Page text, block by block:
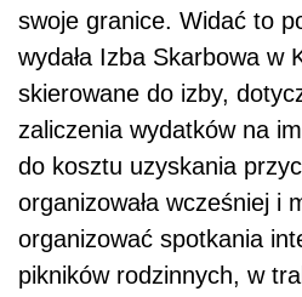
swoje granice. Widać to
wydała Izba Skarbowa w
skierowane do izby,
zaliczenia wydatków na
do kosztu uzyskania
organizowała wcześniej i
organizować spotkania
pikników rodzinnych, w